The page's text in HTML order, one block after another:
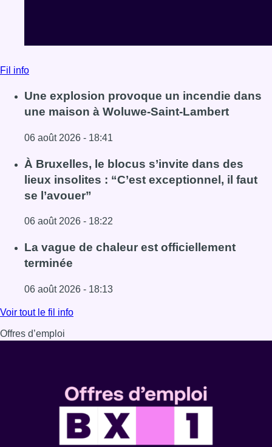
Fil info
Une explosion provoque un incendie dans
une maison à Woluwe-Saint-Lambert
06 août 2026 - 18:41
Lire l'article Une explosion provoque un incendie dans
À Bruxelles, le blocus s’invite dans des
lieux insolites : “C’est exceptionnel, il faut
se l’avouer”
06 août 2026 - 18:22
Lire l'article À Bruxelles, le blocus s’invite dans des lieux
La vague de chaleur est officiellement
terminée
06 août 2026 - 18:13
Lire l'article La vague de chaleur est officiellement
Voir tout le fil info
Offres d’emploi